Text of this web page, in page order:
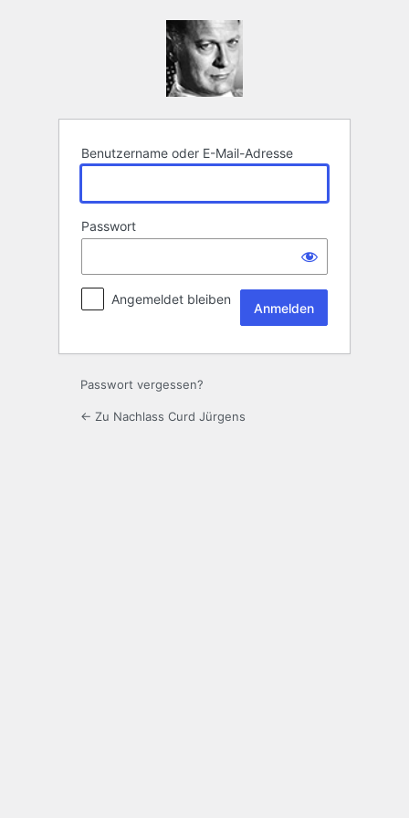
Benutzername oder E-Mail-Adresse
Passwort
Angemeldet bleiben
Passwort vergessen?
← Zu Nachlass Curd Jürgens